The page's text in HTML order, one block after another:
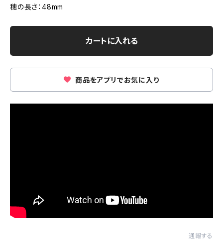
穂の長さ：48mm
カートに入れる
商品をアプリでお気に入り
通報する